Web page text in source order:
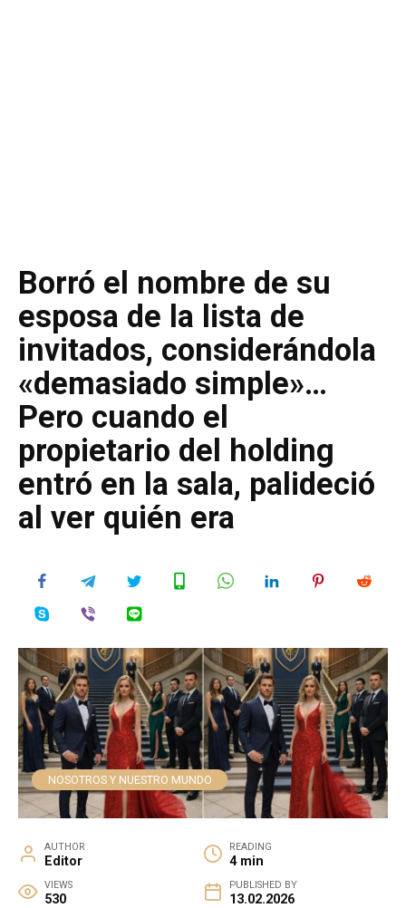
Borró el nombre de su
esposa de la lista de
invitados, considerándola
«demasiado simple»…
Pero cuando el
propietario del holding
entró en la sala, palideció
al ver quién era
NOSOTROS Y NUESTRO MUNDO
AUTHOR
Editor
READING
4 min
VIEWS
530
PUBLISHED BY
13.02.2026